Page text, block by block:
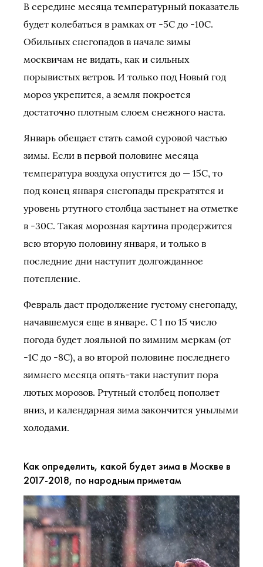
В середине месяца температурный показатель
будет колебаться в рамках от -5С до -10С.
Обильных снегопадов в начале зимы
москвичам не видать, как и сильных
порывистых ветров. И только под Новый год
мороз укрепится, а земля покроется
достаточно плотным слоем снежного наста.
Январь обещает стать самой суровой частью
зимы. Если в первой половине месяца
температура воздуха опустится до — 15С, то
под конец января снегопады прекратятся и
уровень ртутного столбца застынет на отметке
в -30С. Такая морозная картина продержится
всю вторую половину января, и только в
последние дни наступит долгожданное
потепление.
Февраль даст продолжение густому снегопаду,
начавшемуся еще в январе. С 1 по 15 число
погода будет лояльной по зимним меркам (от
-1С до -8С), а во второй половине последнего
зимнего месяца опять-таки наступит пора
лютых морозов. Ртутный столбец поползет
вниз, и календарная зима закончится унылыми
холодами.
Как определить, какой будет зима в Москве в
2017-2018, по народным приметам